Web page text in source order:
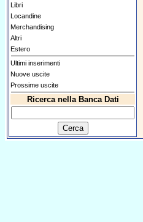
Libri
Locandine
Merchandising
Altri
Estero
Ultimi inserimenti
Nuove uscite
Prossime uscite
Ricerca nella Banca Dati